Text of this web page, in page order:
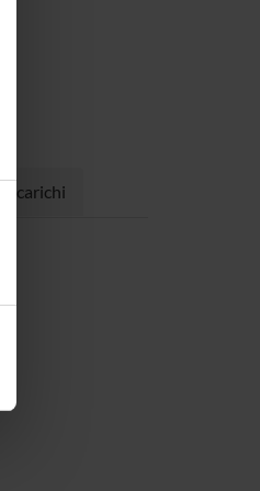
Incarichi